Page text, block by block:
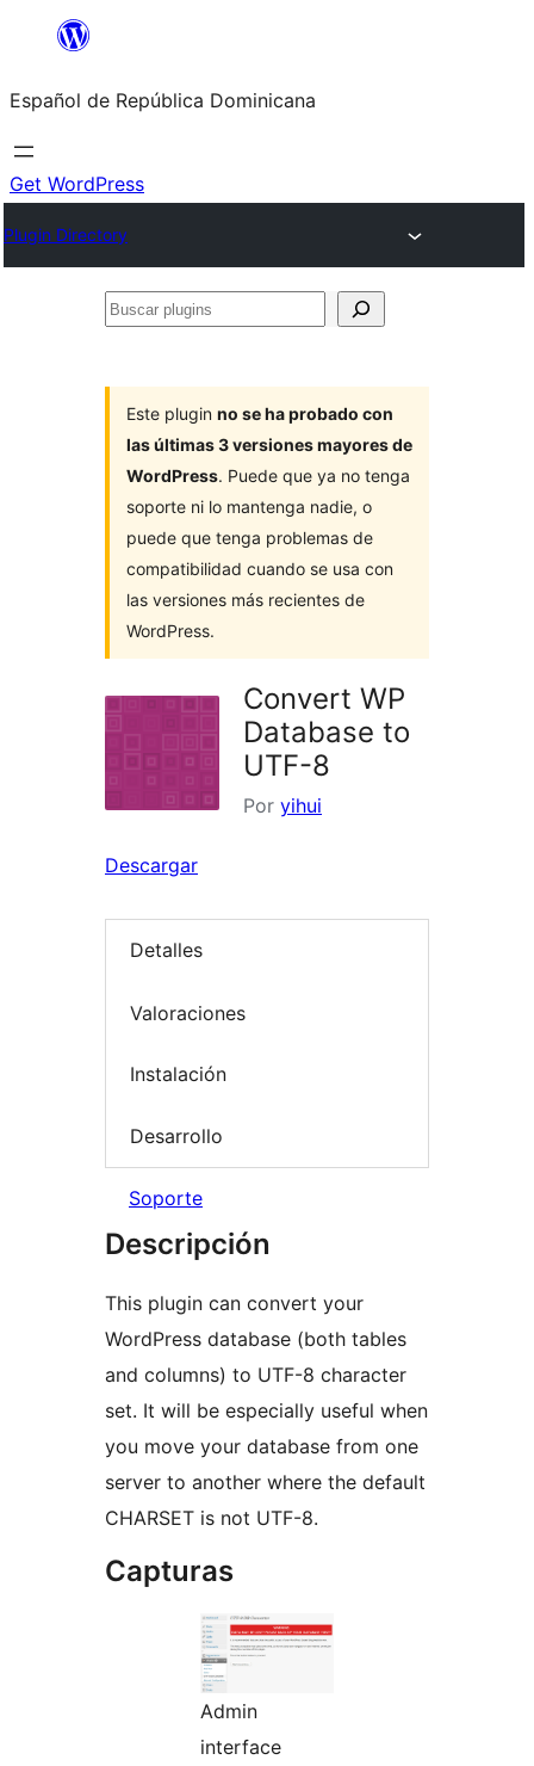
Saltar
contenido
Español de República Dominicana
Get WordPress
Plugin Directory
Buscar
Este plugin no se ha probado con
las últimas 3 versiones mayores de
WordPress. Puede que ya no tenga
soporte ni lo mantenga nadie, o
puede que tenga problemas de
compatibilidad cuando se usa con
las versiones más recientes de
WordPress.
Convert WP
Database to
UTF-8
Por yihui
Descargar
Detalles
Valoraciones
Instalación
Desarrollo
Soporte
Descripción
This plugin can convert your
WordPress database (both tables
and columns) to UTF-8 character
set. It will be especially useful when
you move your database from one
server to another where the default
CHARSET is not UTF-8.
Capturas
Admin
interface